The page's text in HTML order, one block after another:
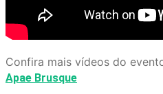
Confira mais vídeos do
Apae Brusque